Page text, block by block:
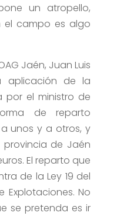
un atropello,
el campo es algo
Jaén, Juan Luis
aplicación de la
por el ministro de
de reparto
unos y a otros, y
de Jaén
El reparto que
de la Ley 19 del
Explotaciones. No
se pretenda es ir